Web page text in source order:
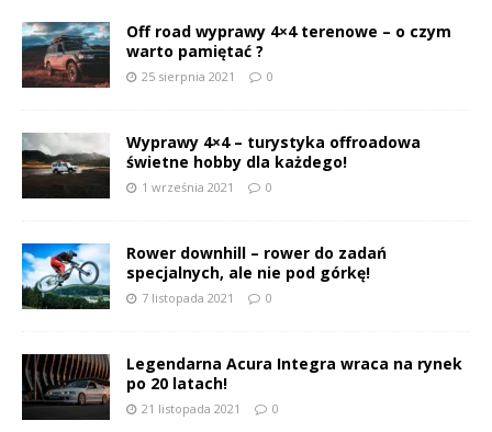
Off road wyprawy 4×4 terenowe – o czym
warto pamiętać ?
25 sierpnia 2021 0
Wyprawy 4×4 – turystyka offroadowa
świetne hobby dla każdego!
1 września 2021 0
Rower downhill – rower do zadań
specjalnych, ale nie pod górkę!
7 listopada 2021 0
Legendarna Acura Integra wraca na rynek
po 20 latach!
21 listopada 2021 0